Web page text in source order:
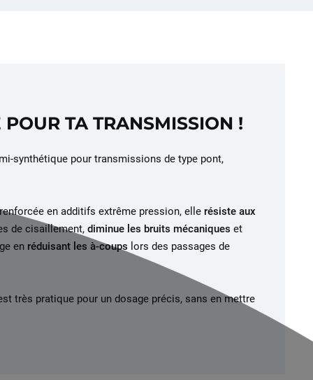
TA TRANSMISSION !
synthétique pour transmissions de type pont,
en additifs extrême pression, elle résiste aux
de cisaillement, diminue les bruits mécaniques et
en réduisant les à-coups lors des passages de
très pratique pour un dosage précis, sans en mettre